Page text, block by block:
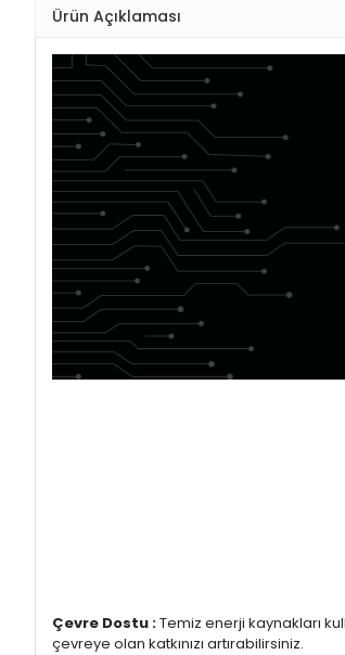
Ürün Açıklaması
Çevre Dostu :Temiz enerji kaynakları
çevreye olan katkınızı artırabilirsiniz.